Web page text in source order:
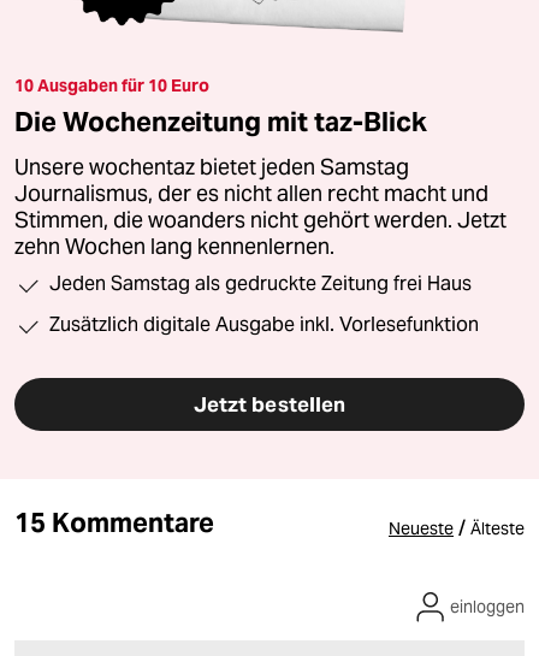
10 Ausgaben für 10 Euro
Die Wochenzeitung mit taz-Blick
Unsere wochentaz bietet jeden Samstag
Journalismus, der es nicht allen recht macht und
Stimmen, die woanders nicht gehört werden. Jetzt
zehn Wochen lang kennenlernen.
Jeden Samstag als gedruckte Zeitung frei Haus
Zusätzlich digitale Ausgabe inkl. Vorlesefunktion
Jetzt bestellen
15 Kommentare Neueste / Älteste
einloggen